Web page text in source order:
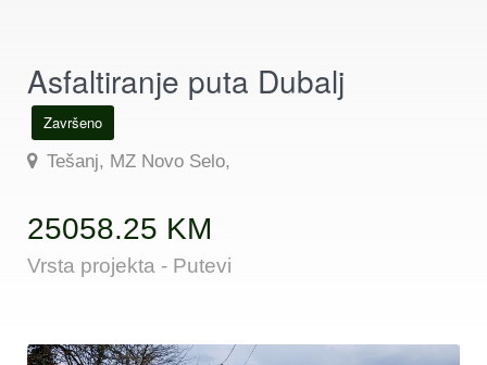
Asfaltiranje puta Dubalj
Završeno
Tešanj, MZ Novo Selo,
25058.25 KM
Vrsta projekta - Putevi